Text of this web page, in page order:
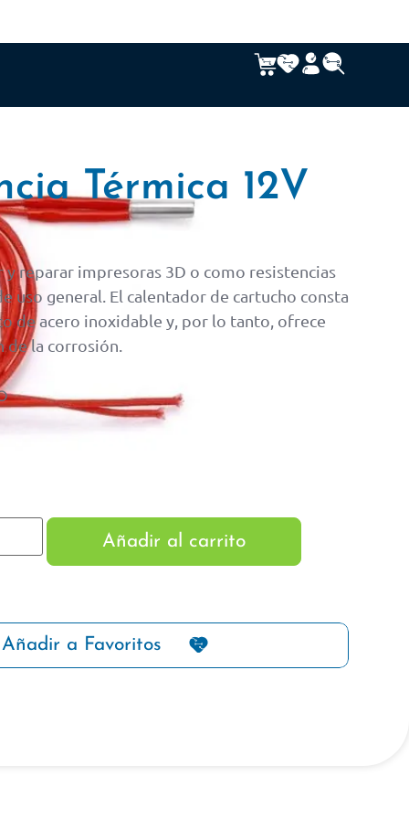
Térmica 12V
y reparar impresoras 3D o como resistencias
uso general. El calentador de cartucho consta
de acero inoxidable y, por lo tanto, ofrece
de la corrosión.
Añadir al carrito
Añadir a Favoritos